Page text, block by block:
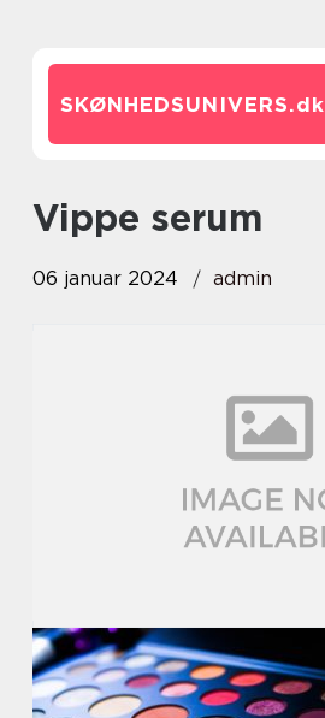
SKØNHEDSUNIVERS.dk
vippe serum
06 januar 2024 admin